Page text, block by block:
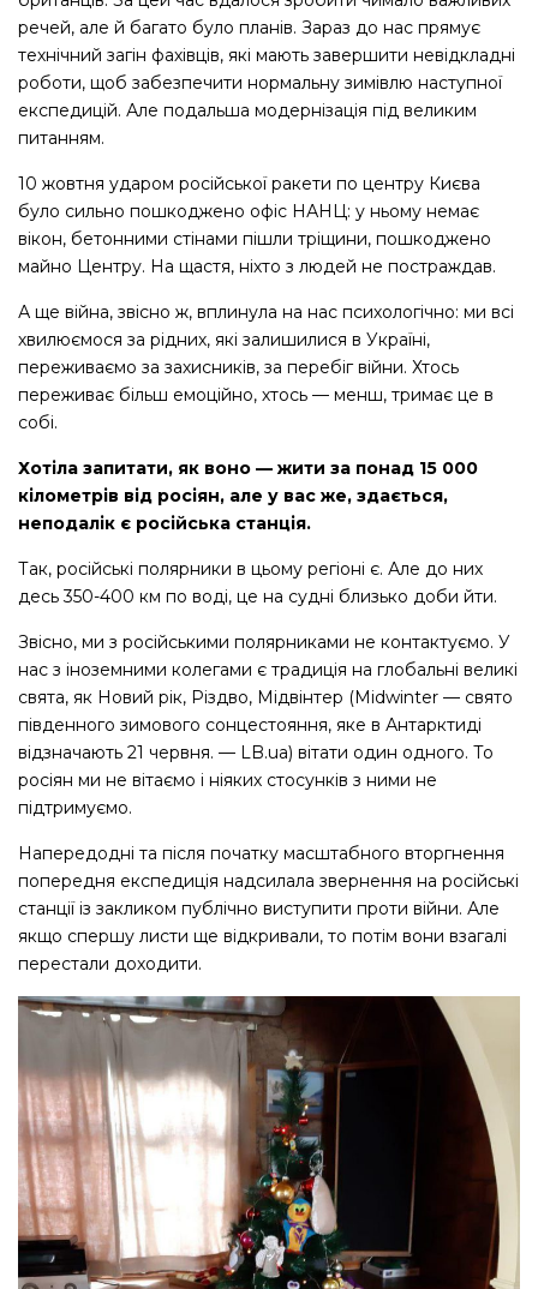
речей, але й багато було планів. Зараз до нас прямує
технічний загін фахівців, які мають завершити невідкладні
роботи, щоб забезпечити нормальну зимівлю наступної
експедицій. Але подальша модернізація під великим
питанням.
10 жовтня ударом російської ракети по центру Києва
було сильно пошкоджено офіс НАНЦ: у ньому немає
вікон, бетонними стінами пішли тріщини, пошкоджено
майно Центру. На щастя, ніхто з людей не постраждав.
А ще війна, звісно ж, вплинула на нас психологічно: ми всі
хвилюємося за рідних, які залишилися в Україні,
переживаємо за захисників, за перебіг війни. Хтось
переживає більш емоційно, хтось — менш, тримає це в
собі.
Хотіла запитати, як воно — жити за понад 15 000
кілометрів від росіян, але у вас же, здається,
неподалік є російська станція.
Так, російські полярники в цьому регіоні є. Але до них
десь 350-400 км по воді, це на судні близько доби йти.
Звісно, ми з російськими полярниками не контактуємо. У
нас з іноземними колегами є традиція на глобальні великі
свята, як Новий рік, Різдво, Мідвінтер (Midwinter — свято
південного зимового сонцестояння, яке в Антарктиді
відзначають 21 червня. — LB.ua) вітати один одного. То
росіян ми не вітаємо і ніяких стосунків з ними не
підтримуємо.
Напередодні та після початку масштабного вторгнення
попередня експедиція надсилала звернення на російські
станції із закликом публічно виступити проти війни. Але
якщо спершу листи ще відкривали, то потім вони взагалі
перестали доходити.